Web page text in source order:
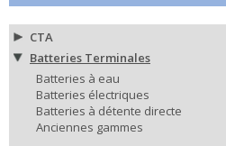
CTA
Batteries Terminales
Batteries à eau
Batteries électriques
Batteries à détente directe
Anciennes gammes